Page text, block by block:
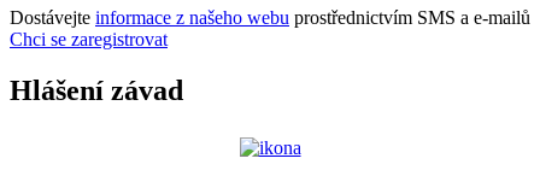
Dostávejte informace z našeho webu prostřednictvím SMS a e-mailů
Chci se zaregistrovat
Hlášení závad